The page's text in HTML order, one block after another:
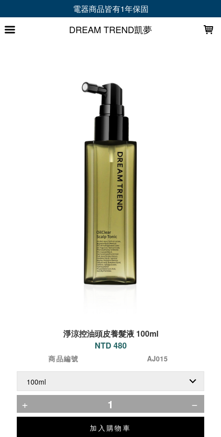
DREAM TREND凱夢
電器商品皆有1年保固
淨涼控油頭皮養髮液 100ml
NTD 480
商品編號 AJ015
加入購物車